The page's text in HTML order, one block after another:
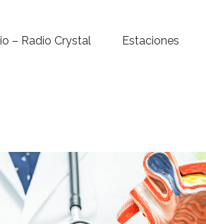
– Radio Crystal Estaciones
Noticias
Para ti